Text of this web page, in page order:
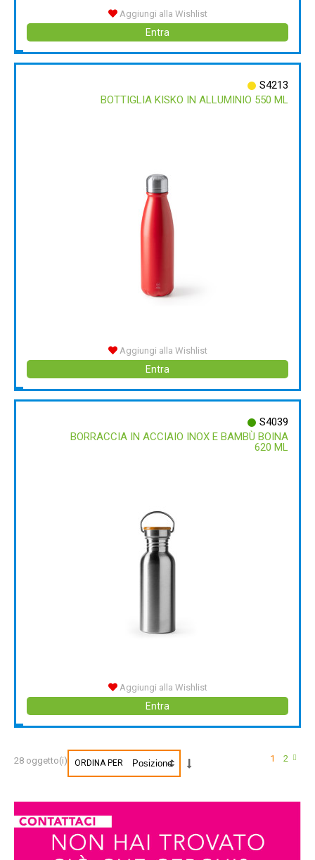
Aggiungi alla Wishlist
Entra
S4213
BOTTIGLIA KISKO IN ALLUMINIO 550 ML
Aggiungi alla Wishlist
Entra
S4039
BORRACCIA IN ACCIAIO INOX E BAMBÙ BOINA
620 ML
Aggiungi alla Wishlist
Entra
28 oggetto(i) 1 2
ORDINA PER